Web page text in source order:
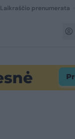
Laikraščio prenumerata